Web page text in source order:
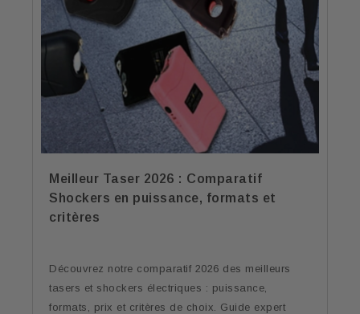
Meilleur Taser 2026 : Comparatif
Shockers en puissance, formats et
critères
Découvrez notre comparatif 2026 des meilleurs
tasers et shockers électriques : puissance,
formats, prix et critères de choix. Guide expert